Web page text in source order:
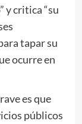
y critica “su
tapar su
ocurre en
es que
públicos